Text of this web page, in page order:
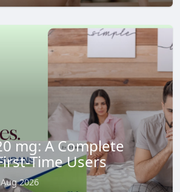
mg: A Complete
Time Users
2026